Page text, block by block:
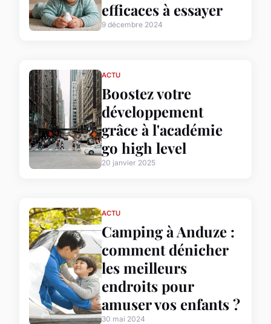
efficaces à essayer
9 décembre 2024
ACTU
Boostez votre
développement
grâce à l'académie
go high level
20 janvier 2025
ACTU
Camping à Anduze :
comment dénicher
les meilleurs
endroits pour
amuser vos enfants ?
30 mai 2024